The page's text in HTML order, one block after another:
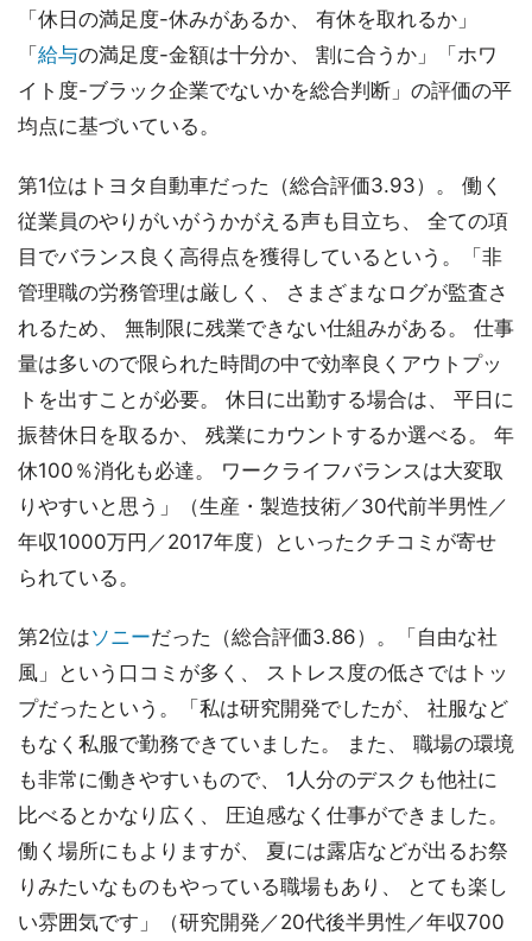
「休日の満足度-休みがあるか、 有休を取れるか」
「 給与の満足度-金額は十分か、 割に合うか」「ホワ
イト度-ブラック企業でないかを総合判断」の評価の平
均点に基づいている。
第1位はトヨタ自動車だった（総合評価3.93）。 働く
従業員のやりがいがうかがえる声も目立ち、 全ての項
目でバランス良く高得点を獲得しているという。「非
管理職の労務管理は厳しく、 さまざまなログが監査さ
れるため、 無制限に残業できない仕組みがある。 仕事
量は多いので限られた時間の中で効率良くアウトプッ
トを出すことが必要。 休日に出勤する場合は、 平日に
振替休日を取るか、 残業にカウントするか選べる。 年
休100％消化も必達。 ワークライフバランスは大変取
りやすいと思う」（生産・製造技術／30代前半男性／
年収1000万円／2017年度）といったクチコミが寄せ
られている。
第2位はソニーだった（総合評価3.86）。「自由な社
風」という口コミが多く、 ストレス度の低さではトッ
プだったという。「私は研究開発でしたが、 社服など
もなく私服で勤務できていました。 また、 職場の環境
も非常に働きやすいもので、 1人分のデスクも他社に
比べるとかなり広く、 圧迫感なく仕事ができました。
働く場所にもよりますが、 夏には露店などが出るお祭
りみたいなものもやっている職場もあり、 とても楽し
い雰囲気です」（研究開発／20代後半男性／年収700